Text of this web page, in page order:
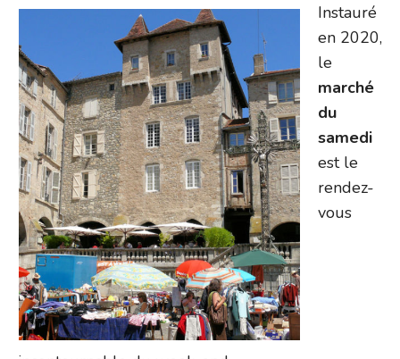
Instauré
en 2020,
le
marché
du
samedi
est le
rendez-
vous